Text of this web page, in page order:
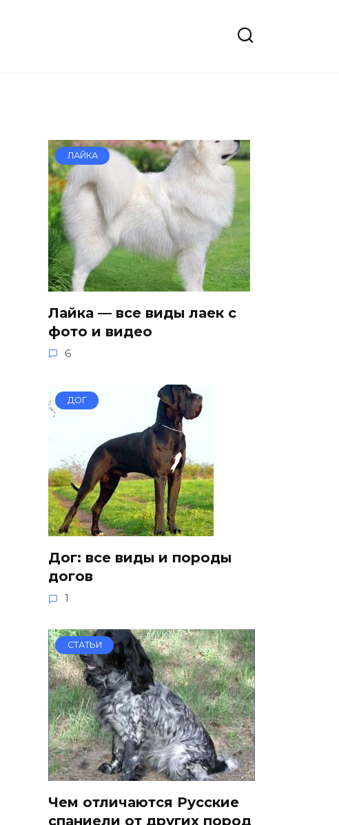
ЛАЙКА
Лайка — все виды лаек с
фото и видео
6
ДОГ
Дог: все виды и породы
догов
1
СТАТЬИ
Чем отличаются Русские
спаниели от других пород